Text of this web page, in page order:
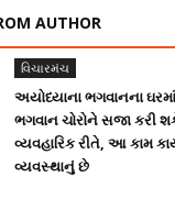
AUTHOR
વિચારમંચ
અયોધ્યાના ભગવાનના ઘરમાં
ભગવાન ચોરોને સજા કરી
વ્યવહારિક રીતે, આ કામ
વ્યવસ્થાનું છે